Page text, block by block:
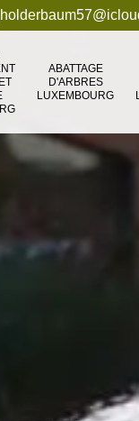
ABATTAGE
D'ARBRES
LUXEMBOURG